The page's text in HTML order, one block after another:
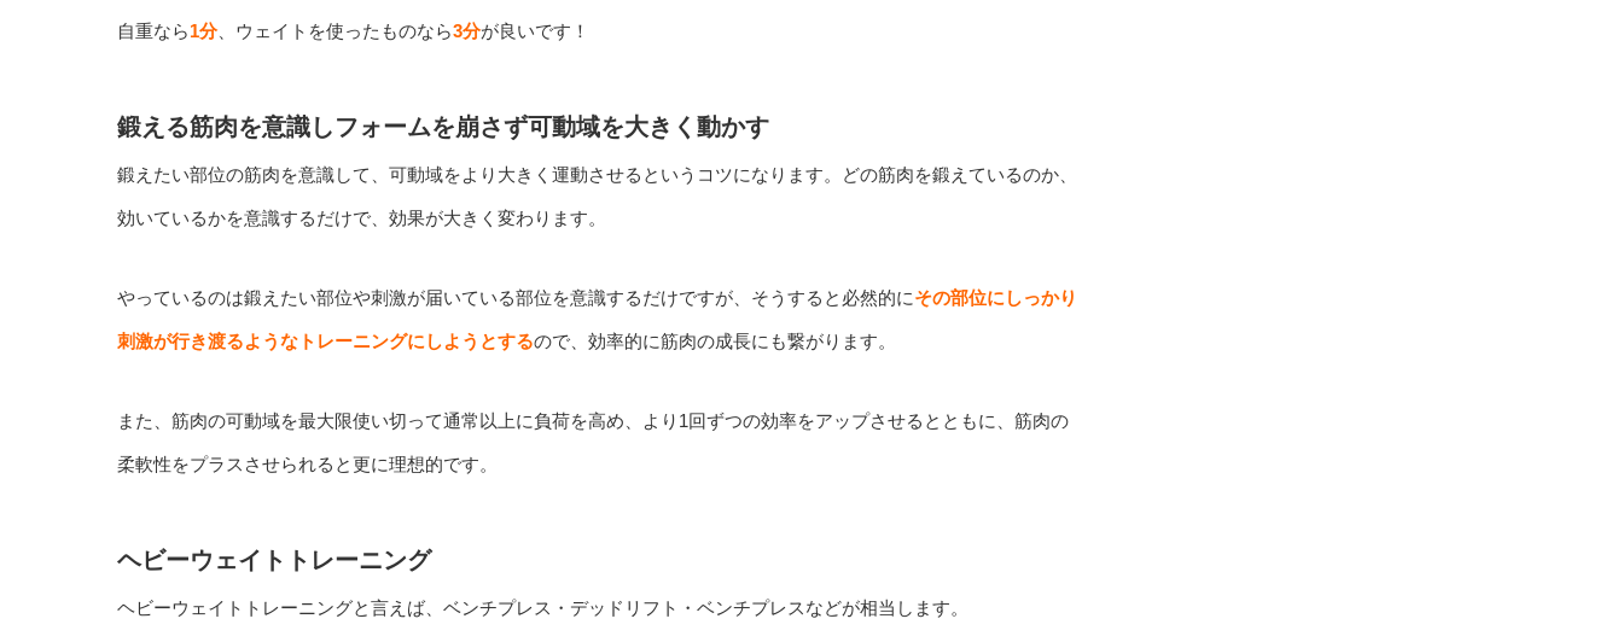
自重なら1分、ウェイトを使ったものなら3分が良いです！
鍛える筋肉を意識しフォームを崩さず可動域を大きく動かす
鍛えたい部位の筋肉を意識して、可動域をより大きく運動させるというコツになります。どの筋肉を鍛えているのか、
効いているかを意識するだけで、効果が大きく変わります。
やっているのは鍛えたい部位や刺激が届いている部位を意識するだけですが、そうすると必然的にその部位にしっかり
刺激が行き渡るようなトレーニングにしようとするので、効率的に筋肉の成長にも繋がります。
また、筋肉の可動域を最大限使い切って通常以上に負荷を高め、より1回ずつの効率をアップさせるとともに、筋肉の
柔軟性をプラスさせられると更に理想的です。
ヘビーウェイトトレーニング
ヘビーウェイトトレーニングと言えば、ベンチプレス・デッドリフト・ベンチプレスなどが相当します。